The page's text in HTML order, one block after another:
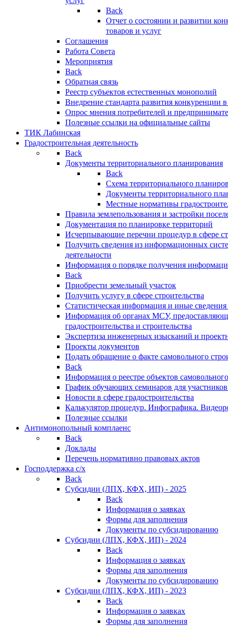
Back
Отчет о состоянии и развитии
товаров и услуг
Соглашения
Работа Совета
Мероприятия
Back
Обратная связь
Реестр субъектов естественных монополий
Внедрение стандарта развития конкуренции
Опрос мнения потребителей и
Полезные ссылки на официальные сайты
ТИК Лабинская
Градостроительная деятельность
Back
Документы территориального планирования
Back
Схема территориального
Документы территориального
Местные нормативы
Правила землепользования и застройки
Документация по планировке территорий
Исчерпывающие перечни процедур в сфере
Получить сведения из информационных
деятельности
Информация о порядке получения
Back
Приобрести земельный участок
Получить услугу в сфере строительства
Статистическая информация и иные сведения
Информация об органах МСУ,
градостроительства и строительства
Экспертиза инженерных изысканий и
Проекты документов
Подать обращение о факте самовольного
Back
Информация о реестре объектов
График обучающих семинаров для участников
Новости в сфере градостроительства
Калькулятор процедур. Инфографика.
Полезные ссылки
Антимонопольный комплаенс
Back
Доклады
Перечень нормативно правовых актов
Господдержка с/х
Back
Субсидии (ЛПХ, КФХ, ИП) - 2025
Back
Информация о заявках
Формы для заполнения
Документы по субсидированию
Субсидии (ЛПХ, КФХ, ИП) - 2024
Back
Информация о заявках
Формы для заполнения
Документы по субсидированию
Субсидии (ЛПХ, КФХ, ИП) - 2023
Back
Информация о заявках
Формы для заполнения